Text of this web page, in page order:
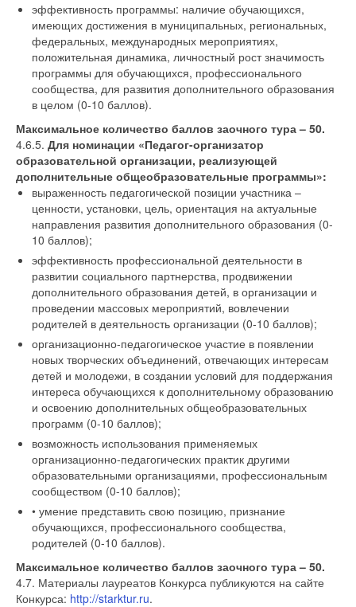
эффективность программы: наличие обучающихся,
имеющих достижения в муниципальных, региональных,
федеральных, международных мероприятиях,
положительная динамика, личностный рост значимость
программы для обучающихся, профессионального
сообщества, для развития дополнительного образования
в целом (0-10 баллов).
Максимальное количество баллов заочного тура – 50.
4.6.5. Для номинации «Педагог-организатор
образовательной организации, реализующей
дополнительные общеобразовательные программы»:
выраженность педагогической позиции участника –
ценности, установки, цель, ориентация на актуальные
направления развития дополнительного образования (0-
10 баллов);
эффективность профессиональной деятельности в
развитии социального партнерства, продвижении
дополнительного образования детей, в организации и
проведении массовых мероприятий, вовлечении
родителей в деятельность организации (0-10 баллов);
организационно-педагогическое участие в появлении
новых творческих объединений, отвечающих интересам
детей и молодежи, в создании условий для поддержания
интереса обучающихся к дополнительному образованию
и освоению дополнительных общеобразовательных
программ (0-10 баллов);
возможность использования применяемых
организационно-педагогических практик другими
образовательными организациями, профессиональным
сообществом (0-10 баллов);
• умение представить свою позицию, признание
обучающихся, профессионального сообщества,
родителей (0-10 баллов).
Максимальное количество баллов заочного тура – 50.
4.7. Материалы лауреатов Конкурса публикуются на сайте
Конкурса: http://starktur.ru.